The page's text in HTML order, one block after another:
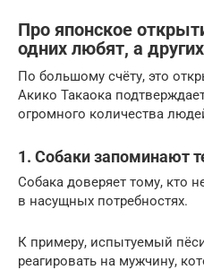
Про японское
одних любят, а
По большому счёту, это
Акико Такаока
огромного количества
1. Собаки запоминают
Собака доверяет тому, кто
в насущных потребностях.
К примеру, испытуемый
реагировать на мужчину,